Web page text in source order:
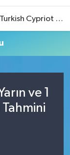
now available to watch
ve 1